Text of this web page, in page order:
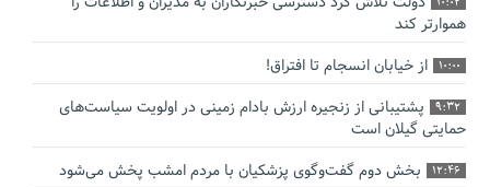
هموارتر کند
10:00 از خیابان انسجام تا افتراق!
9:32
پشتیبانی از زنجیره ارزش بادام زمینی در اولویت سیاست‌های
حمایتی گیلان است
12:46 بخش دوم گفت‌وگوی پزشکیان با مردم امشب پخش می‌شود